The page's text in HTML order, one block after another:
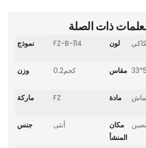
ذات الصلة
نموذج FZ-B-114 لون
وزن كجم0.2 مقاس
ماركة FZ مادة
جنس أنثى
مكان
المنشأ